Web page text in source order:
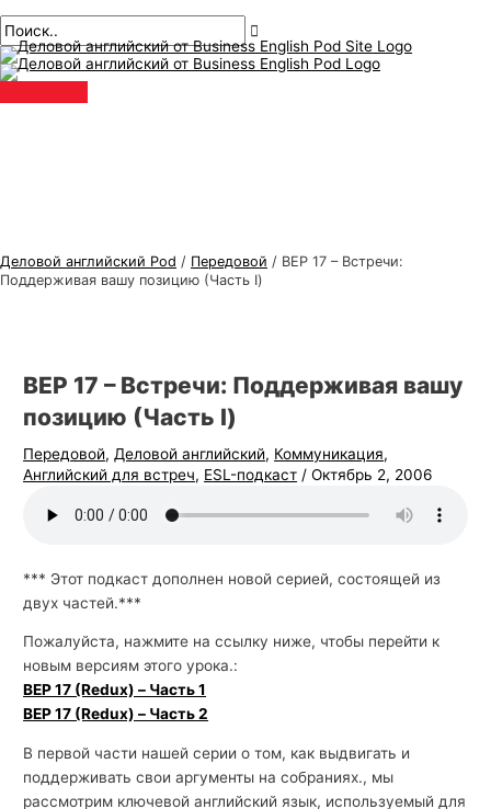
к
содержанию
меню
Деловой английский Pod / Передовой / BEP 17 – Встречи:
Поддерживая вашу позицию (Часть I)
BEP 17 – Встречи: Поддерживая вашу
позицию (Часть I)
Передовой, Деловой английский, Коммуникация,
Английский для встреч, ESL-подкаст /Октябрь 2, 2006
*** Этот подкаст дополнен новой серией, состоящей из
двух частей.***
Пожалуйста, нажмите на ссылку ниже, чтобы перейти к
новым версиям этого урока.:
BEP 17 (Redux) – Часть 1
BEP 17 (Redux) – Часть 2
В первой части нашей серии о том, как выдвигать и
поддерживать свои аргументы на собраниях., мы
рассмотрим ключевой английский язык, используемый для
по
публикациям
здесь..
почта*
Т
е
м
ы
о
н
г
л
и
к
о
г
о
И
с
к
а